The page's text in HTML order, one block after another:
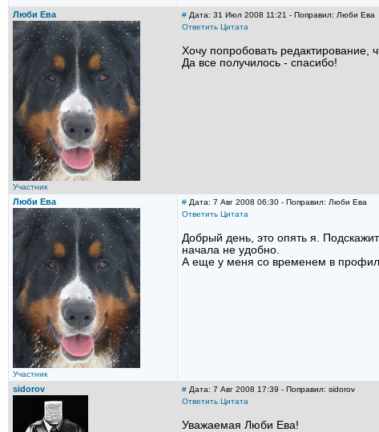
Люби Ева
Участник
# Дата: 31 Июл 2008 11:21 - Поправил: Люби Ева
Ответить Цитата
Хочу попробовать редактирование,
Да все получилось - спасибо!
Люби Ева
Участник
# Дата: 7 Авг 2008 06:30 - Поправил: Люби Ева
Ответить Цитата
Добрый день, это опять я.
начала не удобно.
А еще у меня со временем в
sidorov # Дата: 7 Авг 2008 17:39 - Поправил: sidorov
Ответить Цитата
Уважаемая Люби Ева!